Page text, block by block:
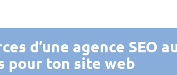
d’une agence SEO
pour ton site web